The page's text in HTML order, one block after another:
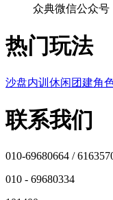
众典微信公众号
热门玩法
沙盘内训 休闲团建角
联系我们
010-69680664 /
010 - 69680334